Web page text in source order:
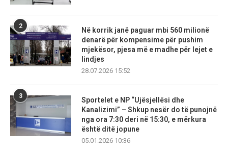
2
Në korrik janë paguar mbi 560 milionë
denarë për kompensime për pushim
mjekësor, pjesa më e madhe për lejet e
lindjes
28.07.2026 15:52
3
Sportelet e NP “Ujësjellësi dhe
Kanalizimi” – Shkup nesër do të punojnë
nga ora 7:30 deri në 15:30, e mërkura
është ditë jopune
05.01.2026 10:36